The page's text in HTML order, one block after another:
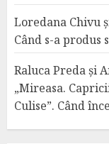
Loredana Chivu
Când s-a produs
Raluca Preda și
„Mireasa.
Culise”. Când